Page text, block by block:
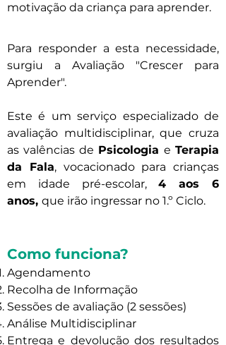
motivação da criança para aprender.
Para responder a esta necessidade,
surgiu a Avaliação "Crescer para
Aprender".
Este é um serviço especializado de
avaliação multidisciplinar, que cruza
as valências de Psicologia e Terapia
da Fala, vocacionado para crianças
em idade pré-escolar,4 aos 6
anos, que irão ingressar no 1.º Ciclo.
Como funciona?
Agendamento
Recolha de Informação
Sessões de avaliação (2 sessões)
Análise Multidisciplinar
Entrega e devolução dos resultados